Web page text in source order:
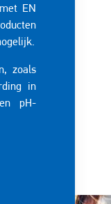
EN
zoals
in
pH-